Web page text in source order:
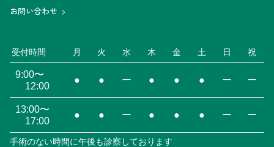
お問い合わせ
受付時間 月 火 水 木 金 土 日 祝
9:00〜
12:00
● ● ー ● ● ● ー ー
13:00〜
17:00
● ● ー ● ● ● ー ー
手術のない時間に午後も診察しております